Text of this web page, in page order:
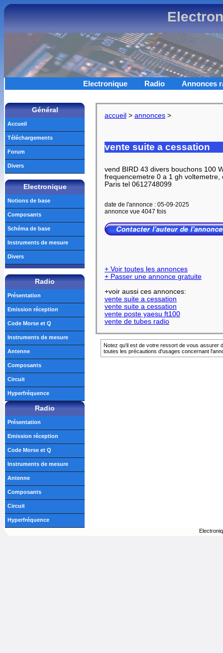
Electronique Radio Annonces
accueil > annonces >
vente suite a cessation
vend BIRD 43 divers bouchons 100
frequencemetre 0 a 1 gh
Paris tel 0612748099
date de l'annonce : 05-09-2025
annonce vue 4047 fois
+ Voir toutes les annonces
+ Passer une annonce gratuite
+voir aussi ces annonces:
vente suite a cessation
vente suite a cessation
vente poste yaesu ft100
vente de tubes radio
Notez qu'il est de votre ressort de vous assurer
toutes les précautions d'usages concernant
Général
Accueil
Téléchargements
Forum
Divers
Electronique
Notions de base
Composants
Schéma de base
Instruments de mesure
Divers
Radio
Présentation
Emission réception
Code Morse et Q
Instruments de mesure
Antenne
Composants
Circuit
Hyperfréquence
Radio
Présentation
Emission réception
Code Morse et Q
Instruments de mesure
Antenne
Composants
Circuit
Hyperfréquence